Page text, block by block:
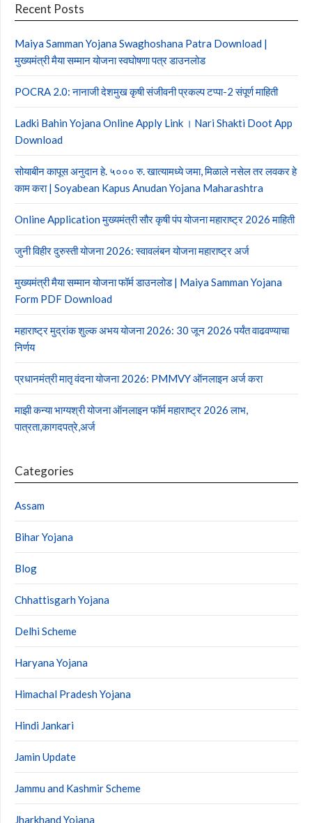
Recent Posts
Maiya Samman Yojana Swaghoshana Patra Download |
मुख्यमंत्री मैया सम्मान योजना स्वघोषणा पत्र डाउनलोड
POCRA 2.0: नानाजी देशमुख कृषी संजीवनी प्रकल्प टप्पा-2 संपूर्ण माहिती
Ladki Bahin Yojana Online Apply Link । Nari Shakti Doot App
Download
सोयाबीन कापूस अनुदान हे. ५००० रु. खात्यामध्ये जमा, मिळाले नसेल तर लवकर हे
काम करा | Soyabean Kapus Anudan Yojana Maharashtra
Online Application मुख्यमंत्री सौर कृषी पंप योजना महाराष्ट्र 2026 माहिती
जुनी विहीर दुरुस्ती योजना 2026: स्वावलंबन योजना महाराष्ट्र अर्ज
मुख्यमंत्री मैया सम्मान योजना फॉर्म डाउनलोड | Maiya Samman Yojana
Form PDF Download
महाराष्ट्र मुद्रांक शुल्क अभय योजना 2026: 30 जून 2026 पर्यंत वाढवण्याचा
निर्णय
प्रधानमंत्री मातृ वंदना योजना 2026: PMMVY ऑनलाइन अर्ज करा
माझी कन्या भाग्यश्री योजना ऑनलाइन फॉर्म महाराष्ट्र 2026 लाभ,
पात्रता,कागदपत्रे,अर्ज
Categories
Assam
Bihar Yojana
Blog
Chhattisgarh Yojana
Delhi Scheme
Haryana Yojana
Himachal Pradesh Yojana
Hindi Jankari
Jamin Update
Jammu and Kashmir Scheme
Jharkhand Yojana